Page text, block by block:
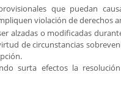
que puedan
violación de derechos
alzadas o modificadas
de circunstancias
surta efectos la